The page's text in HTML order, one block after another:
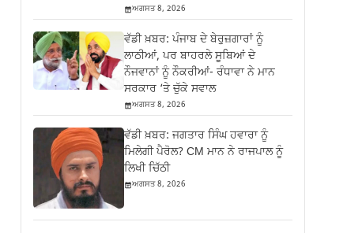
ਅਗਸਤ 8, 2026
ਵੱਡੀ ਖ਼ਬਰ: ਪੰਜਾਬ ਦੇ ਬੇਰੁਜ਼ਗਾਰਾਂ ਨੂੰ
ਲਾਠੀਆਂ, ਪਰ ਬਾਹਰਲੇ ਸੂਬਿਆਂ ਦੇ
ਨੌਜਵਾਨਾਂ ਨੂੰ ਨੌਕਰੀਆਂ- ਰੰਧਾਵਾ ਨੇ ਮਾਨ
ਸਰਕਾਰ ‘ਤੇ ਚੁੱਕੇ ਸਵਾਲ
ਅਗਸਤ 8, 2026
ਵੱਡੀ ਖ਼ਬਰ: ਜਗਤਾਰ ਸਿੰਘ ਹਵਾਰਾ ਨੂੰ
ਮਿਲੇਗੀ ਪੈਰੋਲ? CM ਮਾਨ ਨੇ ਰਾਜਪਾਲ ਨੂੰ
ਲਿਖੀ ਚਿੱਠੀ
ਅਗਸਤ 8, 2026